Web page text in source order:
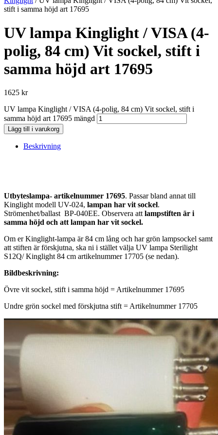
stift i samma höjd art 17695
UV lampa Kinglight / VISA (4-
polig, 84 cm) Vit sockel, stift i
samma höjd art 17695
1625 kr
UV lampa Kinglight / VISA (4-polig, 84 cm) Vit sockel, stift i
samma höjd art 17695 mängd
Lägg till i varukorg
Beskrivning
Utbyteslampa- artikelnummer 17695. Passar bland annat till
Kinglight modell UV-024, lampan har vit sockel.
Strömenhet/ballast BP-040EE. Observera attlampstiften är i
samma höjd och att lampan har vit sockel.
Om er Kinglight-lampa är 84 cm lång och har grön lampsockel samt
att stiften är förskjutna, ska ni i stället välja UV lampa Sterilight
S12Q/ Kinglight 84 cm artikelnummer 17705 (se nedan).
Bildbeskrivning:
Övre vit sockel, stift i samma höjd = Artikelnummer 17695
Undre grön sockel med förskjutna stift = Artikelnummer 17705